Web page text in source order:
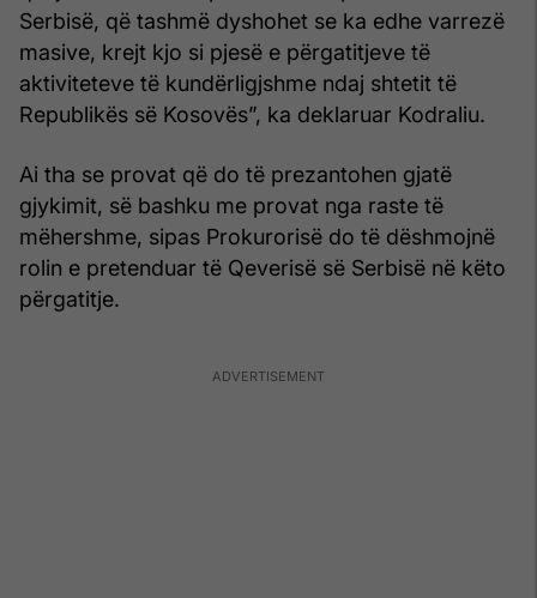
Serbisë, që tashmë dyshohet se ka edhe varrezë
masive, krejt kjo si pjesë e përgatitjeve të
aktiviteteve të kundërligjshme ndaj shtetit të
Republikës së Kosovës”, ka deklaruar Kodraliu.
Ai tha se provat që do të prezantohen gjatë
gjykimit, së bashku me provat nga raste të
mëhershme, sipas Prokurorisë do të dëshmojnë
rolin e pretenduar të Qeverisë së Serbisë në këto
përgatitje.